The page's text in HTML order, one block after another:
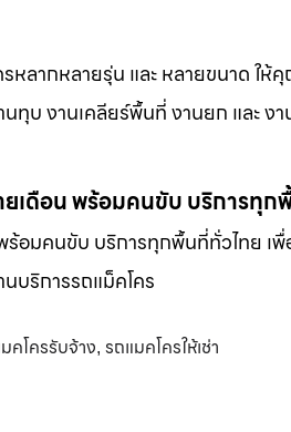
รหลากหลายรุ่น และ หลายขนาด ใ
บ งานเคลียร์พื้นที่ งานยก และ ง
ยเดือน พร้อมคนขับ บริการทุก
อมคนขับ บริการทุกพื้นที่ทั่วไทย เ
บริการรถแม็คโคร
คโครรับจ้าง, รถแมคโครให้เช่า